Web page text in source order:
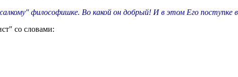
философишке. Во какой он добрый! И в этом Его поступке
со словами: